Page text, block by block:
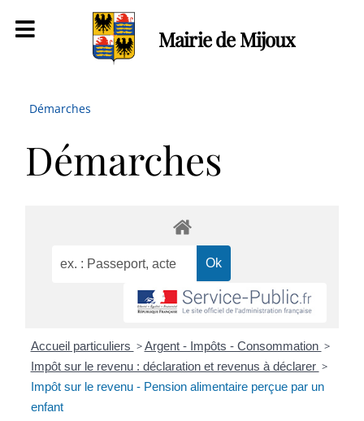
Mairie de Mijoux
Démarches
Démarches
Accueil particuliers > Argent - Impôts - Consommation >
Impôt sur le revenu : déclaration et revenus à déclarer >
Impôt sur le revenu - Pension alimentaire perçue par un
enfant